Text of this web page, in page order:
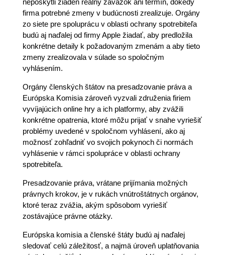
neposkytli žiaden reálny záväzok ani termín, dokedy
firma potrebné zmeny v budúcnosti zrealizuje. Orgány
zo siete pre spoluprácu v oblasti ochrany spotrebiteľa
budú aj naďalej od firmy Apple žiadať, aby predložila
konkrétne detaily k požadovaným zmenám a aby tieto
zmeny zrealizovala v súlade so spoločným
vyhlásením.
Orgány členských štátov na presadzovanie práva a
Európska Komisia zároveň vyzvali združenia firiem
vyvíjajúcich online hry a ich platformy, aby zvážili
konkrétne opatrenia, ktoré môžu prijať v snahe vyriešiť
problémy uvedené v spoločnom vyhlásení, ako aj
možnosť zohľadniť vo svojich pokynoch či normách
vyhlásenie v rámci spolupráce v oblasti ochrany
spotrebiteľa.
Presadzovanie práva, vrátane prijímania možných
právnych krokov, je v rukách vnútroštátnych orgánov,
ktoré teraz zvážia, akým spôsobom vyriešiť
zostávajúce právne otázky.
Európska komisia a členské štáty budú aj naďalej
sledovať celú záležitosť, a najmä úroveň uplatňovania